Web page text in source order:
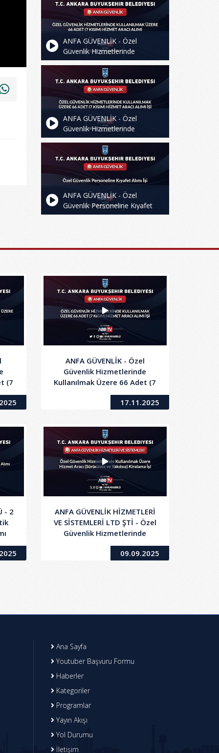
ANFA GÜVENLİK - Özel
Güvenlik Hizmetlerinde
Kullanılmak Üzere 66 Adet (7
Kısım) Hizmet Aracı Alımı
ANFA GÜVENLİK - Özel
Güvenlik Hizmetlerinde
Kullanılmak Üzere 66 Adet (7
Kısım) Hizmet Aracı Alımı İşi
ANFA GÜVENLİK - Özel
Güvenlik Personeline Kıyafet
Alımı İşi
(7
ANFA GÜVENLİK - Özel
Güvenlik Hizmetlerinde
Kullanılmak Üzere 66 Adet (7
Kısım) Hizmet Aracı Alımı İşi
17.11.2025
- 2
ANFA GÜVENLİK HİZMETLERİ
VE SİSTEMLERİ LTD ŞTİ - Özel
Güvenlik Hizmetlerinde
Kullanılmak Üzere Hizmet
Aracı (Sürücüsüz ve Yakıtsız)
09.09.2025
Ana Sayfa
Youtuber Başvuru Formu
Haberler
Kategoriler
Programlar
Yayın Akışı
Yol Durumu
İletişim